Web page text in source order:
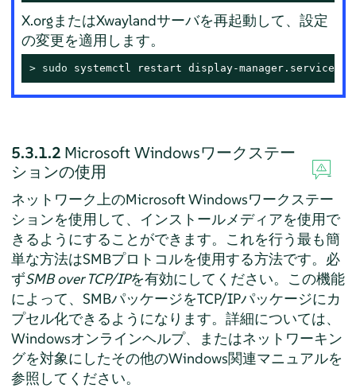
X.orgまたはXwaylandサーバを再起動して、設定
の変更を適用します。
> sudo systemctl restart display-manager.service
5.3.1.2 Microsoft Windowsワークステー
ションの使用
ネットワーク上のMicrosoft Windowsワークステー
ションを使用して、インストールメディアを使用で
きるようにすることができます。これを行う最も簡
単な方法はSMBプロトコルを使用する方法です。必
ずSMB over TCP/IPを有効にしてください。この機能
によって、SMBパッケージをTCP/IPパッケージにカ
プセル化できるようになります。詳細については、
Windowsオンラインヘルプ、またはネットワーキン
グを対象にしたその他のWindows関連マニュアルを
参照してください。